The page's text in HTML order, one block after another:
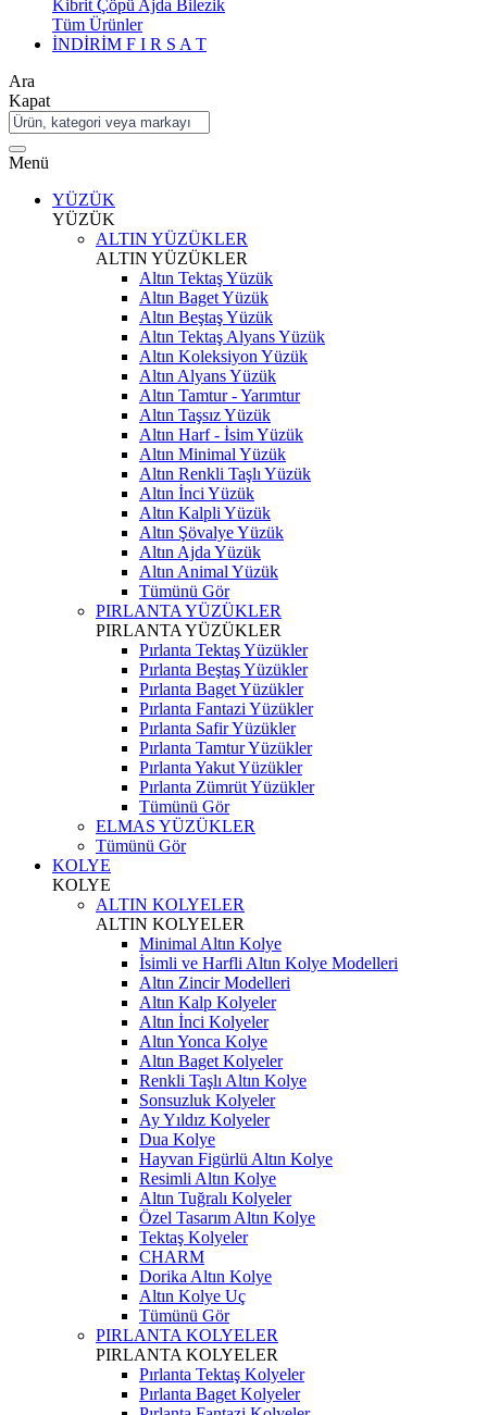
Kibrit Çöpü Ajda Bilezik
Tüm Ürünler
İNDİRİM F I R S A T
Ara
Kapat
Menü
YÜZÜK
YÜZÜK
ALTIN YÜZÜKLER
ALTIN YÜZÜKLER
Altın Tektaş Yüzük
Altın Baget Yüzük
Altın Beştaş Yüzük
Altın Tektaş Alyans Yüzük
Altın Koleksiyon Yüzük
Altın Alyans Yüzük
Altın Tamtur - Yarımtur
Altın Taşsız Yüzük
Altın Harf - İsim Yüzük
Altın Minimal Yüzük
Altın Renkli Taşlı Yüzük
Altın İnci Yüzük
Altın Kalpli Yüzük
Altın Şövalye Yüzük
Altın Ajda Yüzük
Altın Animal Yüzük
Tümünü Gör
PIRLANTA YÜZÜKLER
PIRLANTA YÜZÜKLER
Pırlanta Tektaş Yüzükler
Pırlanta Beştaş Yüzükler
Pırlanta Baget Yüzükler
Pırlanta Fantazi Yüzükler
Pırlanta Safir Yüzükler
Pırlanta Tamtur Yüzükler
Pırlanta Yakut Yüzükler
Pırlanta Zümrüt Yüzükler
Tümünü Gör
ELMAS YÜZÜKLER
Tümünü Gör
KOLYE
KOLYE
ALTIN KOLYELER
ALTIN KOLYELER
Minimal Altın Kolye
İsimli ve Harfli Altın Kolye Modelleri
Altın Zincir Modelleri
Altın Kalp Kolyeler
Altın İnci Kolyeler
Altın Yonca Kolye
Altın Baget Kolyeler
Renkli Taşlı Altın Kolye
Sonsuzluk Kolyeler
Ay Yıldız Kolyeler
Dua Kolye
Hayvan Figürlü Altın Kolye
Resimli Altın Kolye
Altın Tuğralı Kolyeler
Özel Tasarım Altın Kolye
Tektaş Kolyeler
CHARM
Dorika Altın Kolye
Altın Kolye Uç
Tümünü Gör
PIRLANTA KOLYELER
PIRLANTA KOLYELER
Pırlanta Tektaş Kolyeler
Pırlanta Baget Kolyeler